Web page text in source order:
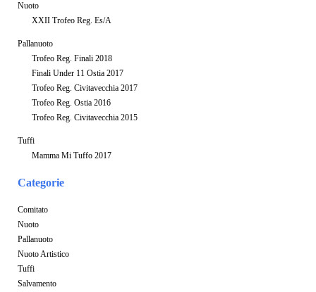
Nuoto
XXII Trofeo Reg. Es/A
Pallanuoto
Trofeo Reg. Finali 2018
Finali Under 11 Ostia 2017
Trofeo Reg. Civitavecchia 2017
Trofeo Reg. Ostia 2016
Trofeo Reg. Civitavecchia 2015
Tuffi
Mamma Mi Tuffo 2017
Categorie
Comitato
Nuoto
Pallanuoto
Nuoto Artistico
Tuffi
Salvamento